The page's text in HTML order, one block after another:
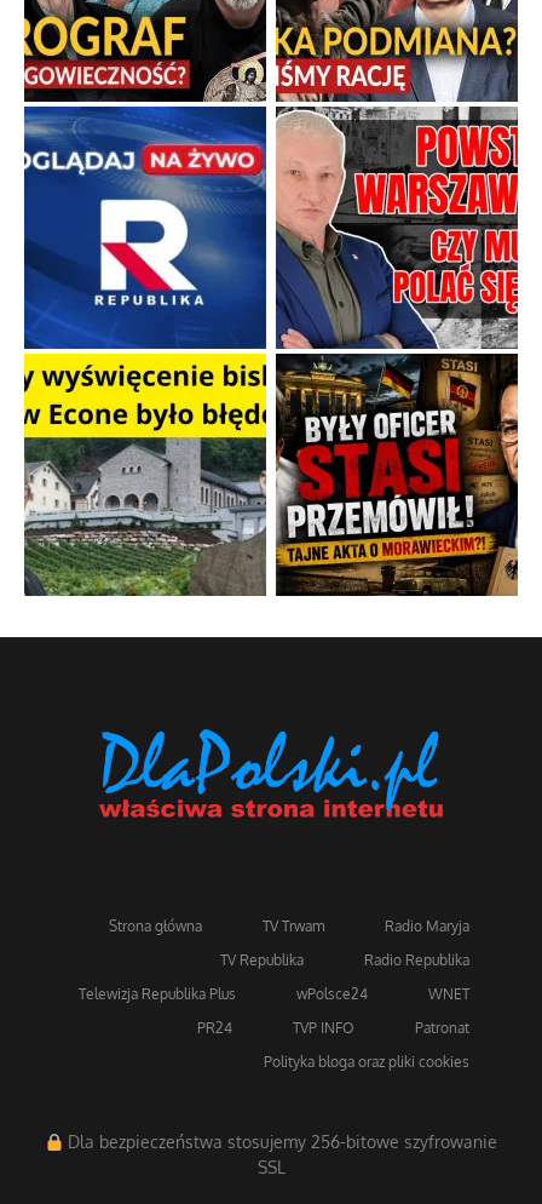
Strona główna TV Trwam
Radio Maryja
TV Republika
Radio Republika
Telewizja Republika Plus
wPolsce24
WNET
PR24
TVP INFO
Patronat
Polityka bloga oraz pliki cookies
Dla bezpieczeństwa stosujemy 256-bitowe szyfrowanie
SSL